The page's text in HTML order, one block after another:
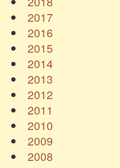
2017
2016
2015
2014
2013
2012
2011
2010
2009
2008